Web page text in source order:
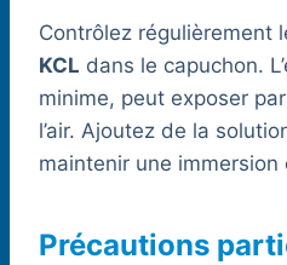
Contrôlez régulièrement
KCL dans le capuchon.
minime, peut exposer
l’air. Ajoutez de la
maintenir une immersion
Précautions